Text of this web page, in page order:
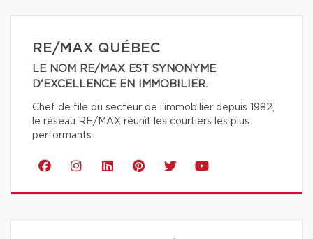
RE/MAX QUÉBEC
LE NOM RE/MAX EST SYNONYME
D'EXCELLENCE EN IMMOBILIER.
Chef de file du secteur de l'immobilier depuis 1982,
le réseau RE/MAX réunit les courtiers les plus
performants.